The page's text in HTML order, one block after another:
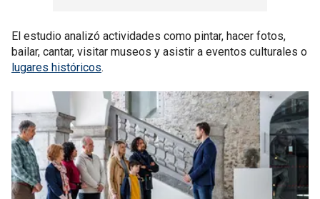
El estudio analizó actividades como pintar, hacer fotos,
bailar, cantar, visitar museos y asistir a eventos culturales o
lugares históricos.